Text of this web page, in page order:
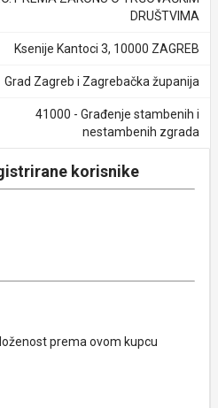
DRUŠTVIMA
Ksenije Kantoci 3, 10000 ZAGREB
Grad Zagreb i Zagrebačka županija
41000 - Građenje stambenih i
nestambenih zgrada
korisnike
prema ovom kupcu